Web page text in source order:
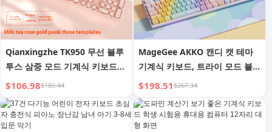
Qianxingzhe TK950 무선 블루
투스 삼중 모드 기계식 키보드
및 마우스 세트 E-스포츠 게임 펑
크 키보드 USB
$106.98$180.44
MageGee AKKO 캔디 캣 테마
기계식 키보드, 트라이 모드 블
루투스 게임 오피스 범용 키보드
(여성용)
$198.51$267.34